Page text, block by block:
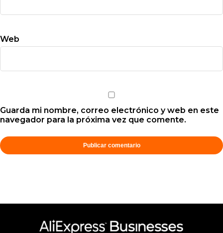
Web
Guarda mi nombre, correo electrónico y web en este
navegador para la próxima vez que comente.